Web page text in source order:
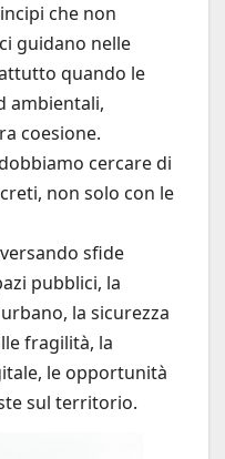
che non
guidano nelle
quando le
ambientali,
coesione.
cercare di
non solo con le
sfide
pubblici, la
la sicurezza
fragilità, la
le opportunità
sul territorio.